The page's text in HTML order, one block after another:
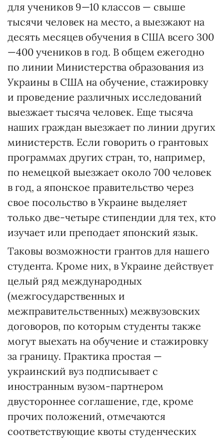
для учеников 9—10 классов — свыше
тысячи человек на место, а выезжают на
десять месяцев обучения в США всего 300
—400 учеников в год. В общем ежегодно
по линии Министерства образования из
Украины в США на обучение, стажировку
и проведение различных исследований
выезжает тысяча человек. Еще тысяча
наших граждан выезжает по линии других
министерств. Если говорить о грантовых
программах других стран, то, например,
по немецкой выезжает около 700 человек
в год, а японское правительство через
свое посольство в Украине выделяет
только две-четыре стипендии для тех, кто
изучает или преподает японский язык.
Таковы возможности грантов для нашего
студента. Кроме них, в Украине действует
целый ряд международных
(межгосударственных и
межправительственных) межвузовских
договоров, по которым студенты также
могут выехать на обучение и стажировку
за границу. Практика простая —
украинский вуз подписывает с
иностранным вузом-партнером
двустороннее соглашение, где, кроме
прочих положений, отмечаются
соответствующие квоты студенческих